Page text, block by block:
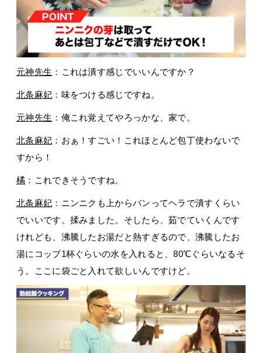
元神先生 ：これは潰す感じでいいんですか？
北条麻妃 ：味をつける感じですね。
元神先生 ：俺これ覚えてやろっかな、家で。
北条麻妃 ：おぁ！すごい！これほとんど包丁使わないで
すから！
橘 ：これできそうですね。
北条麻妃 ：ニンニクも上からバンってヘラで潰すくらい
でいいです。揉みました。そしたら、茹でていくんです
けれども、沸騰したお湯だと熱すぎるので、沸騰したお
湯にコップ1杯ぐらいの水を入れると、80℃ぐらいなるそ
う。ここに袋ごと入れて欲しいんですけど。